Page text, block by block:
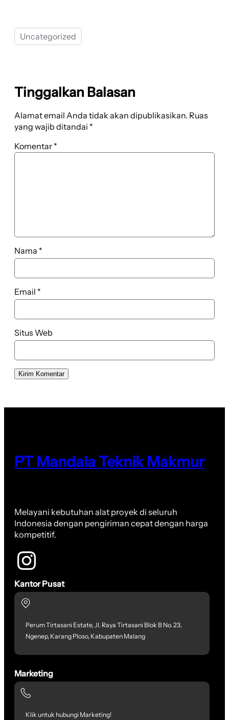
Uncategorized
Tinggalkan Balasan
Alamat email Anda tidak akan dipublikasikan. Ruas
yang wajib ditandai *
Komentar *
Nama *
Email *
Situs Web
PT Mandala Teknik Makmur
Melayani kebutuhan alat proyek di seluruh
Indonesia dengan pengiriman cepat dengan harga
kompetitif.
Kantor Pusat
Perum Tirtasani Estate, Jl. Raya Tirtasani Blok B No. 23,
Ngenep, Karang Ploso, Kabupaten Malang
Marketing
Klik untuk hubungi Marketing!